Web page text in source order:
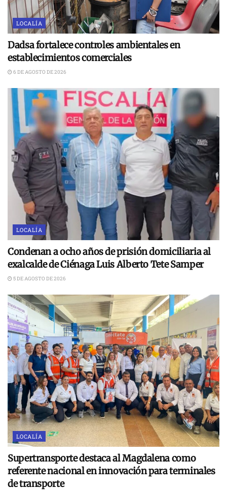
LOCALÍA
Dadsa fortalece controles ambientales en
establecimientos comerciales
6 DE AGOSTO DE 2026
LOCALÍA
Condenan a ocho años de prisión domiciliaria al
exalcalde de Ciénaga Luis Alberto Tete Samper
5 DE AGOSTO DE 2026
LOCALÍA
Supertransporte destaca al Magdalena como
referente nacional en innovación para terminales
de transporte